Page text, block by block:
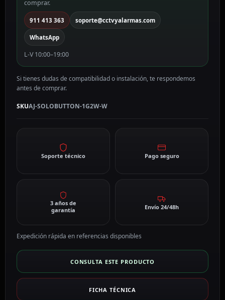
cantidad
comprar.
911 413 363 soporte@cctvyalarmas.com
WhatsApp
L-V 10:00–19:00
Si tienes dudas de compatibilidad o instalación, te respondemos
antes de comprar.
SKUAJ-SOLOBUTTON-1G2W-W
Soporte técnico Pago seguro
3 años de
garantía
Envío 24/48h
Expedición rápida en referencias disponibles
CONSULTA ESTE PRODUCTO
FICHA TÉCNICA